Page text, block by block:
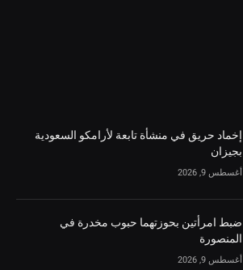
إخماد حريق في منشأة تابعة لأرامكو السعودية
بجيزان
أغسطس 9, 2026
ضبط امرأتين بحوزتهما حبوب مخدرة في
المنصورة
أغسطس 9, 2026